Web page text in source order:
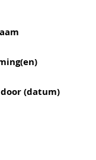
(datum)